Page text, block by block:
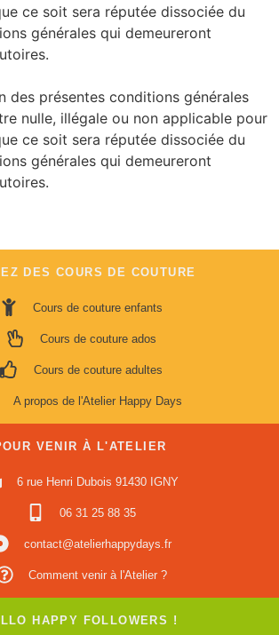
ce soit sera réputée dissociée du
générales qui demeureront
des présentes conditions générales
nulle, illégale ou non applicable pour
ce soit sera réputée dissociée du
générales qui demeureront
DES COURS DE COUTURE
Cours de couture enfants
Cours de couture ados
Cours de couture adultes
A propos de l'Atelier Happy Days
VENIR À L'ATELIER
6 rue Henri Dubois 91430 IGNY
06 31 25 88 35
contact@atelierhappydays.fr
Comment venir à l'Atelier ?
HAPPY FOLLOWERS !